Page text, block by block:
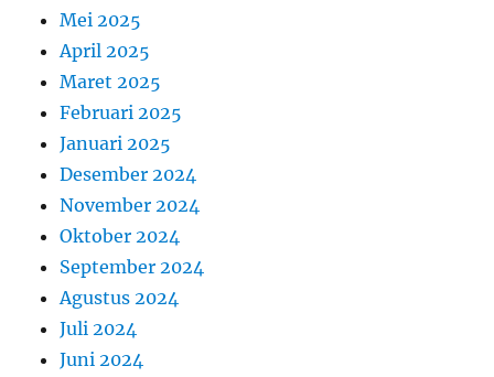
Mei 2025
April 2025
Maret 2025
Februari 2025
Januari 2025
Desember 2024
November 2024
Oktober 2024
September 2024
Agustus 2024
Juli 2024
Juni 2024